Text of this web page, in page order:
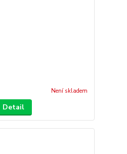
Není skladem
Detail